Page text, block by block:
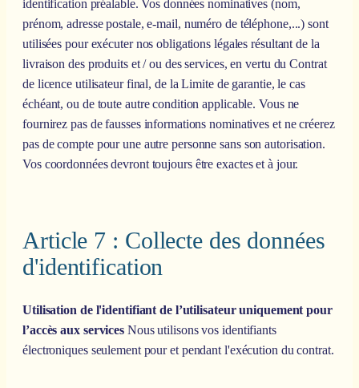
identification préalable. Vos données nominatives (nom,
prénom, adresse postale, e-mail, numéro de téléphone,...) sont
utilisées pour exécuter nos obligations légales résultant de la
livraison des produits et / ou des services, en vertu du Contrat
de licence utilisateur final, de la Limite de garantie, le cas
échéant, ou de toute autre condition applicable. Vous ne
fournirez pas de fausses informations nominatives et ne créerez
pas de compte pour une autre personne sans son autorisation.
Vos coordonnées devront toujours être exactes et à jour.
Article 7 : Collecte des données
d'identification
Utilisation de l'identifiant de l’utilisateur uniquement pour
l’accès aux services Nous utilisons vos identifiants
électroniques seulement pour et pendant l'exécution du contrat.